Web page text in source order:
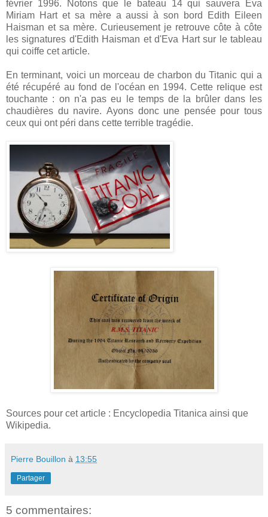
février 1996. Notons que le bateau 14 qui sauvera Eva
Miriam Hart et sa mère a aussi à son bord Edith Eileen
Haisman et sa mère. Curieusement je retrouve côte à côte
les signatures d'Edith Haisman et d'Eva Hart sur le tableau
qui coiffe cet article.
En terminant, voici un morceau de charbon du Titanic qui a
été récupéré au fond de l'océan en 1994. Cette relique est
touchante : on n'a pas eu le temps de la brûler dans les
chaudières du navire. Ayons donc une pensée pour tous
ceux qui ont péri dans cette terrible tragédie.
Sources pour cet article : Encyclopedia Titanica ainsi que
Wikipedia.
Pierre Bouillon à 13:55
Partager
5 commentaires: